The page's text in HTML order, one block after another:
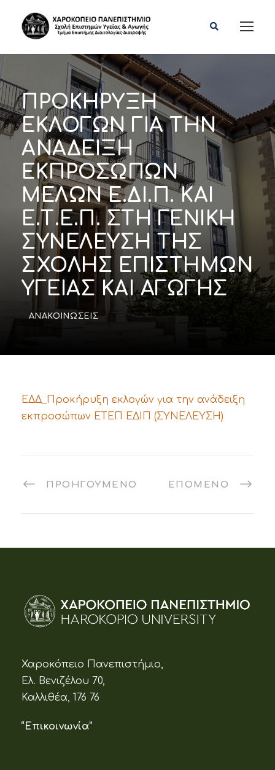
ΠΡΟΚΗΡΥΞΗ
ΕΚΛΟΓΩΝ ΓΙΑ ΤΗΝ
ΑΝΑΔΕΙΞΗ
ΕΚΠΡΟΣΩΠΩΝ
ΜΕΛΩΝ Ε.ΔΙ.Π. ΚΑΙ
Ε.Τ.Ε.Π. ΣΤΗ ΓΕΝΙΚΗ
ΣΥΝΕΛΕΥΣΗ ΤΗΣ
ΣΧΟΛΗΣ ΕΠΙΣΤΗΜΩΝ
ΥΓΕΙΑΣ ΚΑΙ ΑΓΩΓΗΣ
ΑΝΑΚΟΙΝΏΣΕΙΣ
ΕΔΔ_Προκήρυξη εκλογών για την ανάδειξη
εκπροσώπων ΕΤΕΠ ΕΔΙΠ (ΣΥΝΕΛΕΥΣΗ)
ΠΡΟΗΓΟΎΜΕΝΟ ΕΠΌΜΕΝΟ
Χαροκόπειο Πανεπιστήμιο,
Ελ. Βενιζέλου 70,
Καλλιθέα, 176 76
“Επικοινωνία”